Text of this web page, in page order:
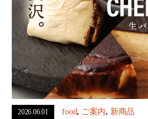
2026.06.01 food, ご案内, 新商品